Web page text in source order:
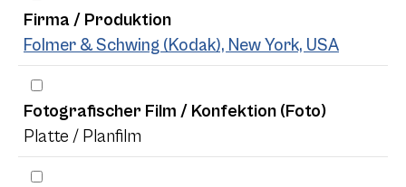
Firma / Produktion
Folmer & Schwing (Kodak), New York, USA
Fotografischer Film / Konfektion (Foto)
Platte / Planfilm